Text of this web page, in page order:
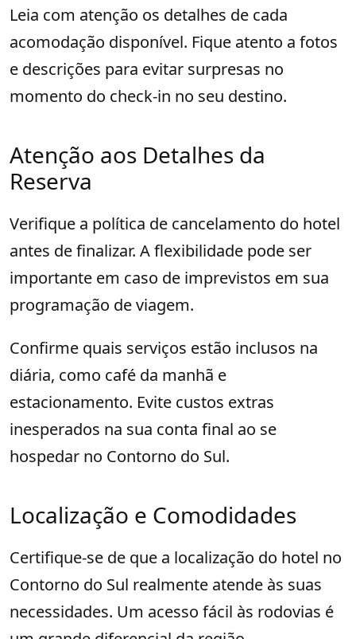
Leia com atenção os detalhes de cada
acomodação disponível. Fique atento a fotos
e descrições para evitar surpresas no
momento do check-in no seu destino.
Atenção aos Detalhes da
Reserva
Verifique a política de cancelamento do hotel
antes de finalizar. A flexibilidade pode ser
importante em caso de imprevistos em sua
programação de viagem.
Confirme quais serviços estão inclusos na
diária, como café da manhã e
estacionamento. Evite custos extras
inesperados na sua conta final ao se
hospedar no Contorno do Sul.
Localização e Comodidades
Certifique-se de que a localização do hotel no
Contorno do Sul realmente atende às suas
necessidades. Um acesso fácil às rodovias é